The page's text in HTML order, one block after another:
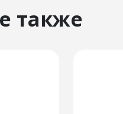
также